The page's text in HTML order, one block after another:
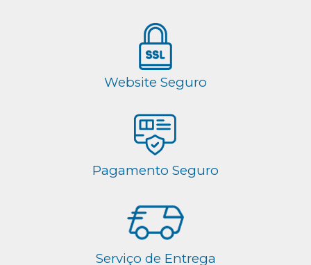
Website Seguro
Pagamento Seguro
Serviço de Entrega